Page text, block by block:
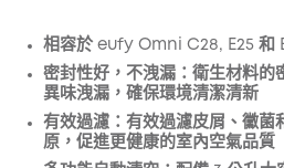
折扣
優惠碼:
相容於 eufy Omni C28, E25 和
密封性好，不洩漏： 衛生材料的
異味洩漏，確保環境清潔清新
有效過濾： 有效過濾皮屑、黴菌
原，促進更健康的室內空氣品質